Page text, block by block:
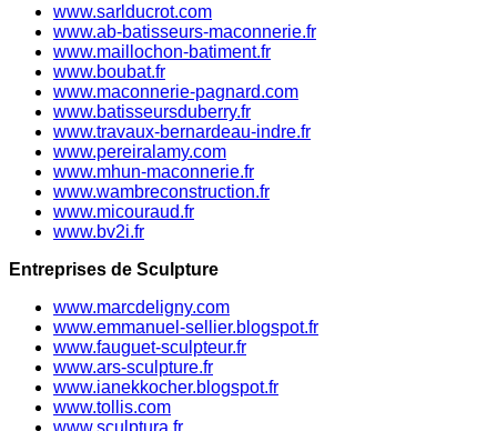
www.sarlducrot.com
www.ab-batisseurs-maconnerie.fr
www.maillochon-batiment.fr
www.boubat.fr
www.maconnerie-pagnard.com
www.batisseursduberry.fr
www.travaux-bernardeau-indre.fr
www.pereiralamy.com
www.mhun-maconnerie.fr
www.wambreconstruction.fr
www.micouraud.fr
www.bv2i.fr
Entreprises de Sculpture
www.marcdeligny.com
www.emmanuel-sellier.blogspot.fr
www.fauguet-sculpteur.fr
www.ars-sculpture.fr
www.ianekkocher.blogspot.fr
www.tollis.com
www.sculptura.fr